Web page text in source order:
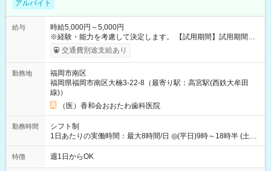
アルバイト
給与
時給5,000円～5,000円
※経験・能力を考慮して決定します。 【試用期間】試用期間な
し 交通費別途支給あり
勤務地
福岡市南区
福岡県福岡市南区大楠3-22-8（最寄り駅：高宮駅(西鉄大牟田
線)）
（医）香和会おおたわ歯科医院
勤務時間
シフト制
1日あたりの実働時間：最大8時間/日 ◎(平日)9時～18時半 (土
曜)9時～18時 上記より週1日～短時間勤務OK。
特徴 週1日からOK